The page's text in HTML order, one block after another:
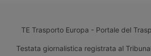
TE Trasporto Europa - Portale del
Testata giornalistica registrata al